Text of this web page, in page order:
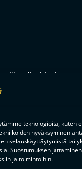
teknologioita, kuten
hyväksyminen
selauskäyttäytymistä tai
Suostumuksen
ja toimintoihin.
Simo Paulaharju